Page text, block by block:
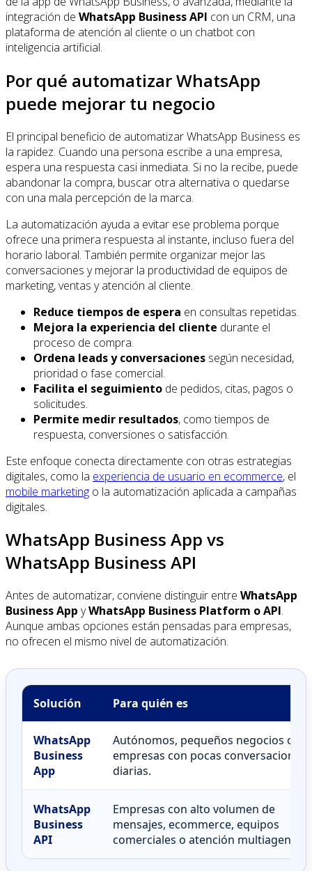
integración de WhatsApp Business API con un CRM, una
plataforma de atención al cliente o un chatbot con
inteligencia artificial.
Por qué automatizar WhatsApp
puede mejorar tu negocio
El principal beneficio de automatizar WhatsApp Business es
la rapidez. Cuando una persona escribe a una empresa,
espera una respuesta casi inmediata. Si no la recibe, puede
abandonar la compra, buscar otra alternativa o quedarse
con una mala percepción de la marca.
La automatización ayuda a evitar ese problema porque
ofrece una primera respuesta al instante, incluso fuera del
horario laboral. También permite organizar mejor las
conversaciones y mejorar la productividad de equipos de
marketing, ventas y atención al cliente.
Reduce tiempos de espera en consultas repetidas.
Mejora la experiencia del cliente durante el
proceso de compra.
Ordena leads y conversaciones según necesidad,
prioridad o fase comercial.
Facilita el seguimiento de pedidos, citas, pagos o
solicitudes.
Permite medir resultados, como tiempos de
respuesta, conversiones o satisfacción.
Este enfoque conecta directamente con otras estrategias
digitales, como la experiencia de usuario en ecommerce, el
mobile marketing o la automatización aplicada a campañas
digitales.
WhatsApp Business App vs
WhatsApp Business API
Antes de automatizar, conviene distinguir entre WhatsApp
Business App yWhatsApp Business Platform o API.
Aunque ambas opciones están pensadas para empresas,
no ofrecen el mismo nivel de automatización.
Solución Para quién es
WhatsApp
Business
App
Autónomos, pequeños negocios o
empresas con pocas conversaciones
diarias.
WhatsApp
Business
API
Empresas con alto volumen de
mensajes, ecommerce, equipos
comerciales o atención multiagente.